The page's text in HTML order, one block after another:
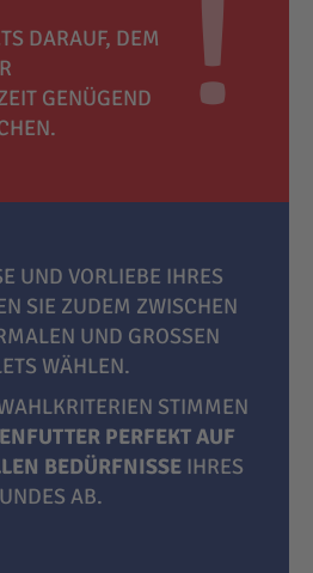
DARAUF, DEM
GENÜGEND
UND VORLIEBE IHRES
SIE ZUDEM ZWISCHEN
UND GROSSEN P
WÄHLEN.
STIMMEN
PERFEKT AUF
BEDÜRFNISSE IHRES
AB.